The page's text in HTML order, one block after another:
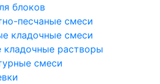
блоков
песчаные смеси
кладочные смеси
кладочные растворы
смеси